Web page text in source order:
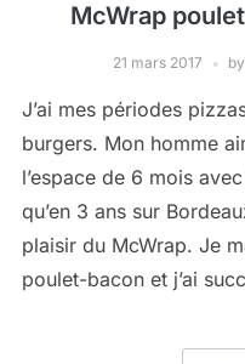
McWrap
21 mars 2017 by
J’ai mes périodes
burgers. Mon homme
l’espace de 6 mois
qu’en 3 ans sur
plaisir du McWrap. Je
poulet-bacon et j’ai